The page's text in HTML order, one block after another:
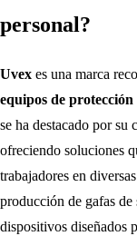
personal?
Uvex es una marca
equipos de
se ha destacado por
ofreciendo soluciones
trabajadores en
producción de gafas
dispositivos diseñados